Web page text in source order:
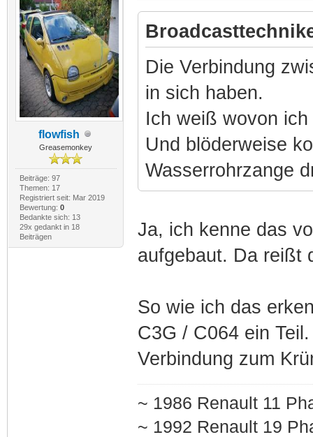
flowfish
Greasemonkey
Beiträge: 97
Themen: 17
Registriert seit: Mar 2019
Bewertung: 0
Bedankte sich: 13
29x gedankt in 18
Beiträgen
Die Verbindung
in sich haben.
Ich weiß wovon
Und blöderweise
Wasserrohrzange
Ja, ich kenne das
aufgebaut. Da reißt
So wie ich das
C3G / C064 ein
Verbindung zum
~ 1986 Renault 11
~ 1992 Renault 19